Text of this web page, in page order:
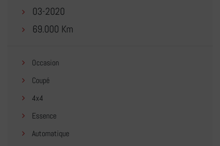
03-2020
69.000 Km
Occasion
Coupé
4x4
Essence
Automatique